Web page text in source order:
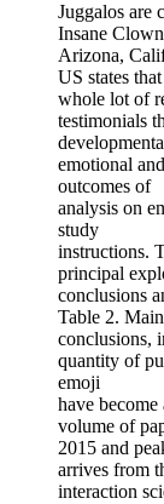
Juggalos are
Insane
Arizona,
US states
whole lot of
testimonials
emotional
outcomes of
analysis on
study
instructions.
principal
conclusions
Table 2.
conclusions,
quantity of
emoji
have
volume of
2015 and
arrives from
interaction